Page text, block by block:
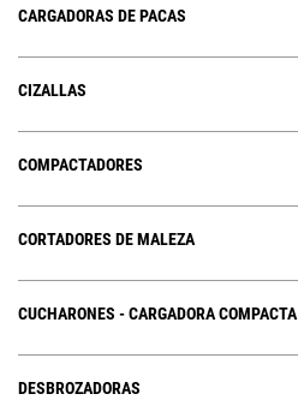
CARGADORAS DE PACAS
CIZALLAS
COMPACTADORES
CORTADORES DE MALEZA
CUCHARONES - CARGADORA COMPACTA
DESBROZADORAS